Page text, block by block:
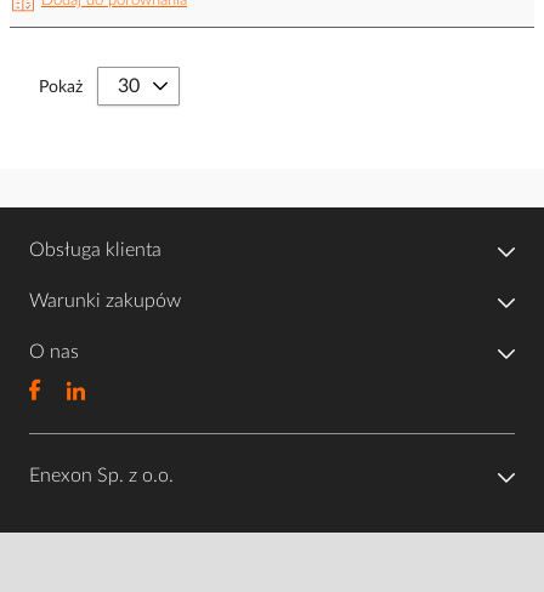
Pokaż
Obsługa klienta
Warunki zakupów
O nas
Enexon Sp. z o.o.